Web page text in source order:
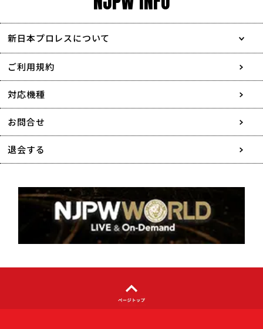
新日本プロレスについて
会社情報
採用情報
協賛・広告媒体のご案内
特定商取引に関する表記
著作権について
利用者情報の外部送信について
ご利用規約
対応機種
お問合せ
退会する